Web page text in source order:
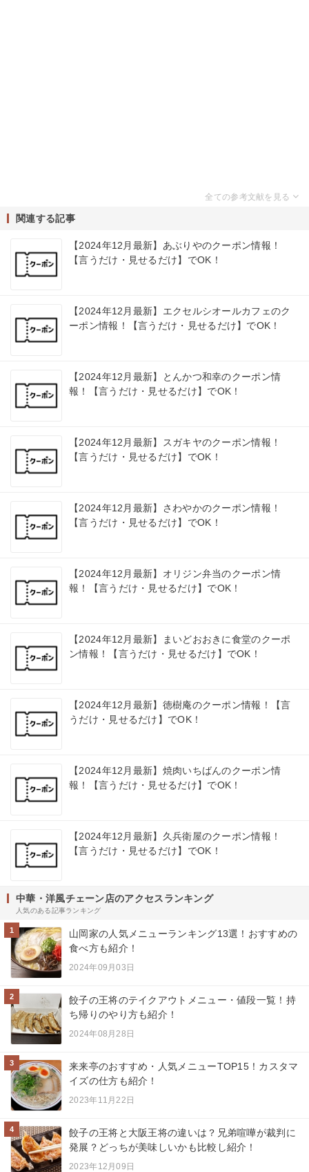
関連する記事
【2024年12月最新】あぶりやのクーポン情報！
【言うだけ・見せるだけ】でOK！
【2024年12月最新】エクセルシオールカフェのク
ーポン情報！【言うだけ・見せるだけ】でOK！
【2024年12月最新】とんかつ和幸のクーポン情
報！【言うだけ・見せるだけ】でOK！
【2024年12月最新】スガキヤのクーポン情報！
【言うだけ・見せるだけ】でOK！
【2024年12月最新】さわやかのクーポン情報！
【言うだけ・見せるだけ】でOK！
【2024年12月最新】オリジン弁当のクーポン情
報！【言うだけ・見せるだけ】でOK！
【2024年12月最新】まいどおおきに食堂のクーポ
ン情報！【言うだけ・見せるだけ】でOK！
【2024年12月最新】徳樹庵のクーポン情報！【言
うだけ・見せるだけ】でOK！
【2024年12月最新】焼肉いちばんのクーポン情
報！【言うだけ・見せるだけ】でOK！
【2024年12月最新】久兵衛屋のクーポン情報！
【言うだけ・見せるだけ】でOK！
中華・洋風チェーン店のアクセスランキング
人気のある記事ランキング
1
山岡家の人気メニューランキング13選！おすすめの
食べ方も紹介！
2024年09月03日
2
餃子の王将のテイクアウトメニュー・値段一覧！持
ち帰りのやり方も紹介！
2024年08月28日
3
来来亭のおすすめ・人気メニューTOP15！カスタマ
イズの仕方も紹介！
2023年11月22日
4
餃子の王将と大阪王将の違いは？兄弟喧嘩が裁判に
発展？どっちが美味しいかも比較し紹介！
2023年12月09日